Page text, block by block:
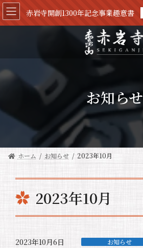
コ
ン
テ
キ
ナ
ビ
ゲ
に
赤岩寺開創1300年記念事業趣意書
お知らせ
ホーム お知らせ 2023年10月
2023年10月
2023年10月6日 お知らせ